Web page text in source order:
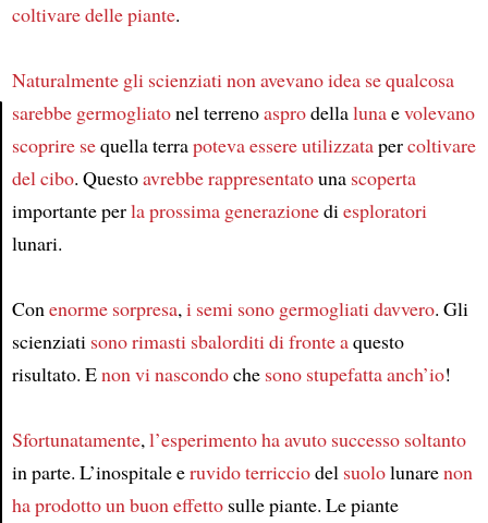
coltivare delle piante.
Naturalmente gli scienziatinon avevano idea sequalcosa
sarebbe germogliatonel terrenoasprodellalunaevolevano
scoprire sequella terrapoteva essere utilizzatapercoltivare
del cibo. Questoavrebbe rappresentatouna scoperta
importante perla prossima generazionediesploratori
lunari.
Conenorme sorpresa,i semi sono germogliati davvero. Gli
scienziati sono rimasti sbalorditi di fronte aquesto
risultato. Enon vi nascondoche sono stupefatta anch’io!
Sfortunatamente,l’esperimentoha avuto successo soltanto
in parte. L’inospitale eruvido terricciodel suololunarenon
ha prodotto un buon effettosulle piante. Le piante